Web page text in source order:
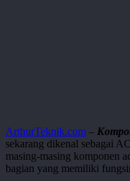
ArthurTeknik.com –
sekarang dikenal sebagai
masing-masing komponen
bagian yang memiliki